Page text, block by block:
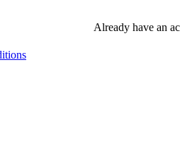
Already have an